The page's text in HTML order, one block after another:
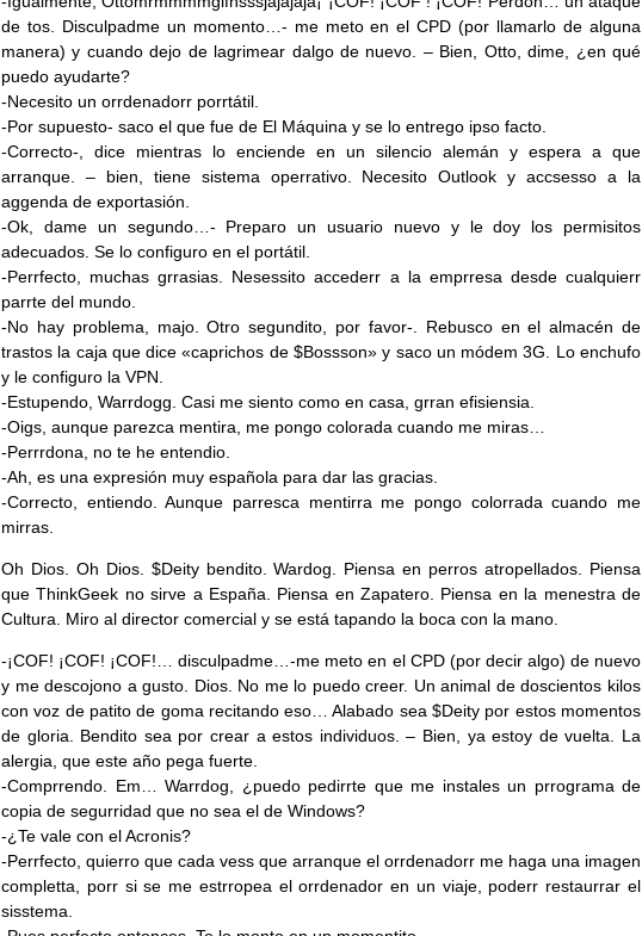
de tos. Disculpadme un momento…- me meto en el CPD (por llamarlo de alguna
manera) y cuando dejo de lagrimear dalgo de nuevo. – Bien, Otto, dime, ¿en qué
puedo ayudarte?
-Necesito un orrdenadorr porrtátil.
-Por supuesto- saco el que fue de El Máquina y se lo entrego ipso facto.
-Correcto-, dice mientras lo enciende en un silencio alemán y espera a que
arranque. – bien, tiene sistema operrativo. Necesito Outlook y accsesso a la
aggenda de exportasión.
-Ok, dame un segundo…- Preparo un usuario nuevo y le doy los permisitos
adecuados. Se lo configuro en el portátil.
-Perrfecto, muchas grrasias. Nesessito accederr a la emprresa desde cualquierr
parrte del mundo.
-No hay problema, majo. Otro segundito, por favor-. Rebusco en el almacén de
trastos la caja que dice «caprichos de $Bossson» y saco un módem 3G. Lo enchufo
y le configuro la VPN.
-Estupendo, Warrdogg. Casi me siento como en casa, grran efisiensia.
-Oigs, aunque parezca mentira, me pongo colorada cuando me miras…
-Perrrdona, no te he entendio.
-Ah, es una expresión muy española para dar las gracias.
-Correcto, entiendo. Aunque parresca mentirra me pongo colorrada cuando me
mirras.
Oh Dios. Oh Dios. $Deity bendito. Wardog. Piensa en perros atropellados. Piensa
que ThinkGeek no sirve a España. Piensa en Zapatero. Piensa en la menestra de
Cultura. Miro al director comercial y se está tapando la boca con la mano.
-¡COF! ¡COF! ¡COF!… disculpadme…-me meto en el CPD (por decir algo) de nuevo
y me descojono a gusto. Dios. No me lo puedo creer. Un animal de doscientos kilos
con voz de patito de goma recitando eso… Alabado sea $Deity por estos momentos
de gloria. Bendito sea por crear a estos individuos. – Bien, ya estoy de vuelta. La
alergia, que este año pega fuerte.
-Comprrendo. Em… Warrdog, ¿puedo pedirrte que me instales un prrograma de
copia de segurridad que no sea el de Windows?
-¿Te vale con el Acronis?
-Perrfecto, quierro que cada vess que arranque el orrdenadorr me haga una imagen
completta, porr si se me estrropea el orrdenador en un viaje, poderr restaurrar el
sisstema.